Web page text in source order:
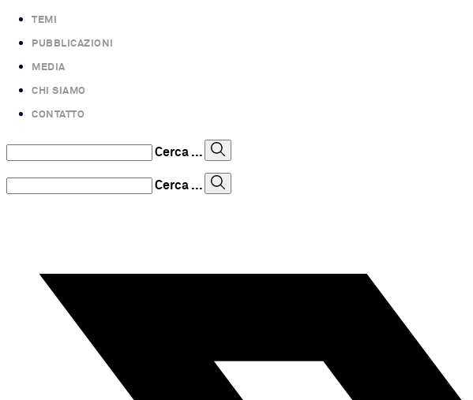
TEMI
PUBBLICAZIONI
MEDIA
CHI SIAMO
CONTATTO
Cerca ...
Cerca ...